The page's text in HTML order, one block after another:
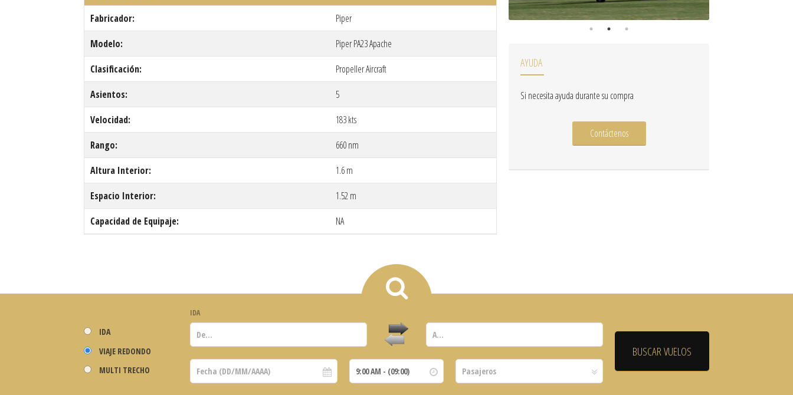
Fabricador:
Piper
Modelo:
Piper PA23 Apache
Clasificación:
Propeller Aircraft
Asientos:
5
Velocidad:
183 kts
Rango:
660 nm
Altura Interior:
1.6 m
Espacio Interior:
1.52 m
Capacidad de Equipaje:
NA
AYUDA
Si necesita ayuda durante su compra
Contáctenos
IDA
VIAJE REDONDO
MULTI TRECHO
IDA